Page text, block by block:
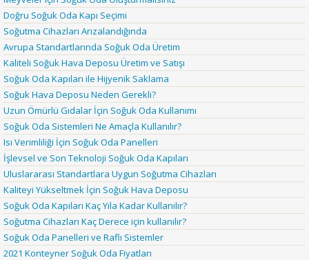
Doğru Soğuk Oda Kapı Seçimi
Soğutma Cihazları Arızalandığında
Avrupa Standartlarında Soğuk Oda Üretim
Kaliteli Soğuk Hava Deposu Üretim ve Satışı
Soğuk Oda Kapıları ile Hijyenik Saklama
Soğuk Hava Deposu Neden Gerekli?
Uzun Ömürlü Gıdalar İçin Soğuk Oda Kullanımı
Soğuk Oda Sistemleri Ne Amaçla Kullanılır?
Isı Verimliliği İçin Soğuk Oda Panelleri
İşlevsel ve Son Teknoloji Soğuk Oda Kapıları
Uluslararası Standartlara Uygun Soğutma Cihazları
Kaliteyi Yükseltmek İçin Soğuk Hava Deposu
Soğuk Oda Kapıları Kaç Yıla Kadar Kullanılır?
Soğutma Cihazları Kaç Derece için kullanılır?
Soğuk Oda Panelleri ve Raflı Sistemler
2021 Konteyner Soğuk Oda Fiyatları